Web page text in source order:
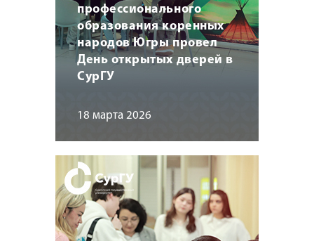
профессионального
образования коренных
народов Югры провел
День открытых дверей в
СурГУ
18 марта 2026